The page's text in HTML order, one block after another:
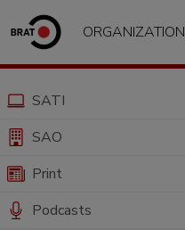
ORGANIZATION
SATI
SAO
Print
Podcasts